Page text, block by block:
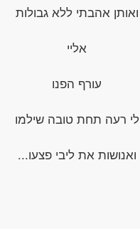
ואותן אהבתי ללא גבולות
אליי
עורף הפנו
לי רעה תחת טובה שילמו
ואנושות את ליבי פצעו...